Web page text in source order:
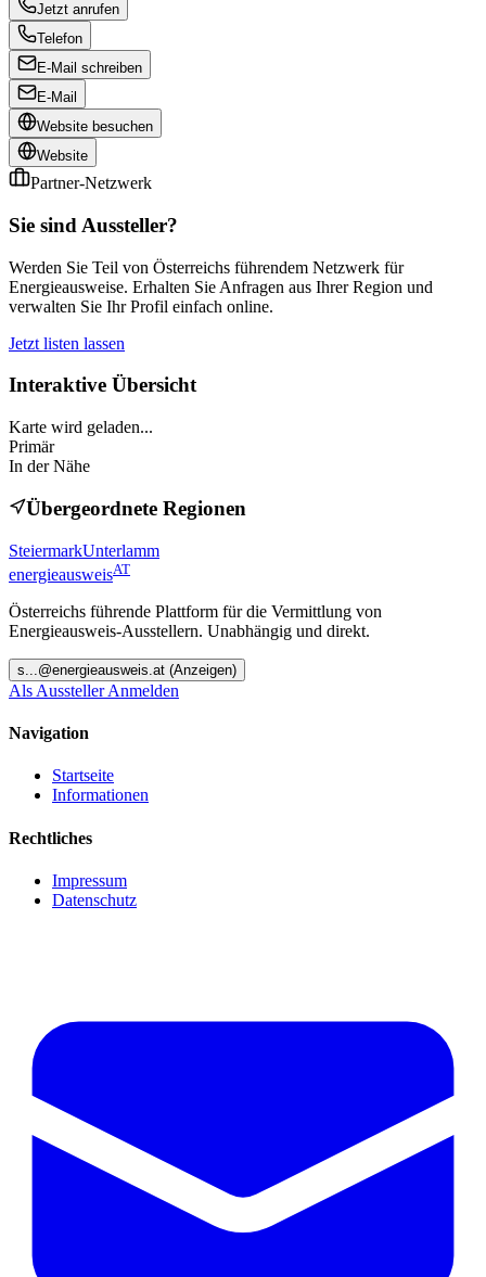
Jetzt anrufen
Telefon
E-Mail schreiben
E-Mail
Website besuchen
Website
Partner-Netzwerk
Sie sind Aussteller?
Werden Sie Teil von Österreichs führendem Netzwerk für
Energieausweise. Erhalten Sie Anfragen aus Ihrer Region und
verwalten Sie Ihr Profil einfach online.
Jetzt listen lassen
Interaktive Übersicht
Karte wird geladen...
Primär
In der Nähe
Übergeordnete Regionen
SteiermarkUnterlamm
energieausweisAT
Österreichs führende Plattform für die Vermittlung von
Energieausweis-Ausstellern. Unabhängig und direkt.
s ...@energieausweis.at (Anzeigen)
Als Aussteller Anmelden
Navigation
Startseite
Informationen
Rechtliches
Impressum
Datenschutz